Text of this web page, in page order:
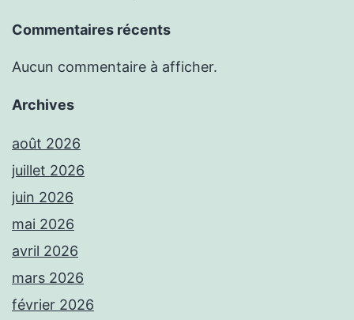
Commentaires récents
Aucun commentaire à afficher.
Archives
août 2026
juillet 2026
juin 2026
mai 2026
avril 2026
mars 2026
février 2026